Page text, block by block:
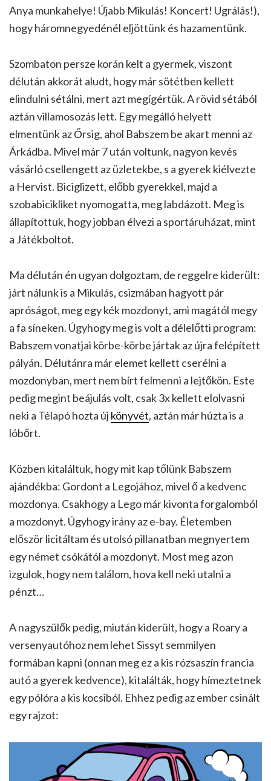
Anya munkahelye! Újabb Mikulás! Koncert! Ugrálás!),
hogy háromnegyedénél eljöttünk és hazamentünk.
Szombaton persze korán kelt a gyermek, viszont
délután akkorát aludt, hogy már sötétben kellett
elindulni sétálni, mert azt megígértük. A rövid sétából
aztán villamosozás lett. Egy megálló helyett
elmentünk az Őrsig, ahol Babszem be akart menni az
Árkádba. Mivel már 7 után voltunk, nagyon kevés
vásárló csellengett az üzletekbe, s a gyerek kiélvezte
a Hervist. Biciglizett, előbb gyerekkel, majd a
szobabicikliket nyomogatta, meg labdázott. Meg is
állapítottuk, hogy jobban élvezi a sportáruházat, mint
a Játékboltot.
Ma délután én ugyan dolgoztam, de reggelre kiderült:
járt nálunk is a Mikulás, csizmában hagyott pár
apróságot, meg egy kék mozdonyt, ami magától megy
a fa síneken. Úgyhogy meg is volt a délelőtti program:
Babszem vonatjai körbe-körbe jártak az újra felépített
pályán. Délutánra már elemet kellett cserélni a
mozdonyban, mert nem bírt felmenni a lejtőkön. Este
pedig megint beájulás volt, csak 3x kellett elolvasni
neki a Télapó hozta új könyvét, aztán már húzta is a
lóbőrt.
Közben kitaláltuk, hogy mit kap tőlünk Babszem
ajándékba: Gordont a Legojához, mivel ő a kedvenc
mozdonya. Csakhogy a Lego már kivonta forgalomból
a mozdonyt. Úgyhogy irány az e-bay. Életemben
először licitáltam és utolsó pillanatban megnyertem
egy német csókától a mozdonyt. Most meg azon
izgulok, hogy nem találom, hova kell neki utalni a
pénzt…
A nagyszülők pedig, miután kiderült, hogy a Roary a
versenyautóhoz nem lehet Sissyt semmilyen
formában kapni (onnan meg ez a kis rózsaszín francia
autó a gyerek kedvence), kitalálták, hogy hímeztetnek
egy pólóra a kis kocsiból. Ehhez pedig az ember csinált
egy rajzot: